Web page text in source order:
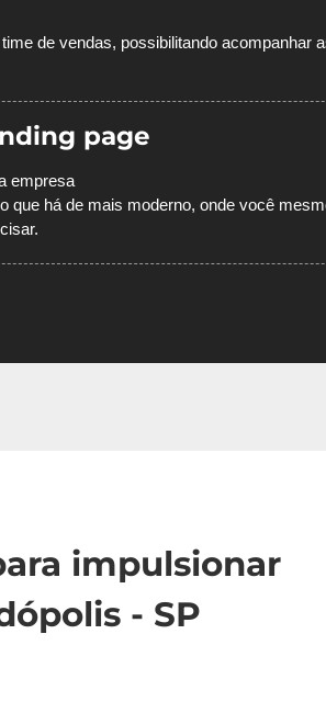
de vendas, possibilitando acompanhar
page
empresa
que há de mais moderno, onde você
impulsionar
- SP